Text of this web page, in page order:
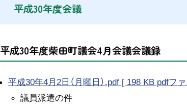
平成30年度会議
平成30年度柴田町議会4月会議会議録
平成30年4月2日（月曜日）.pdf [ 198 KB pdfフ
議員派遣の件